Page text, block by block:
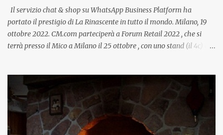
Il servizio chat & shop su WhatsApp Business Platform ha
portato il prestigio di La Rinascente in tutto il mondo. Milano, 19
ottobre 2022. CM.com parteciperà a Forum Retail 2022 , che si
terrà presso il Mico a Milano il 25 ottobre , con uno stand (il 4c) e
tramite WhatsApp Business ”. Il primo appuntamento è per le ore
14:30 con Cristina Parigi, Country Manager di CM.com Italia, che
terrà una presentazione dal titolo:” Il presente e futuro del
Customer care omnicanale: come incontrare le aspettative dei